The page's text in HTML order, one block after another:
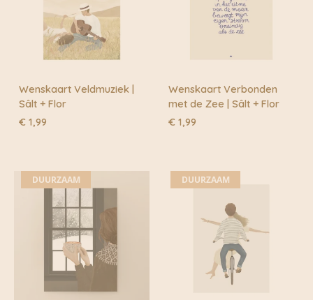
Wenskaart Veldmuziek |
Sâlt + Flor
€ 1,99
Wenskaart Verbonden
met de Zee | Sâlt + Flor
€ 1,99
DUURZAAM DUURZAAM